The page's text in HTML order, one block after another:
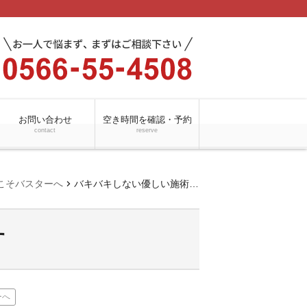
お問い合わせ
contact
空き時間を確認・予約
reserve
そバスターへ chevron_right バキバキしない優しい施術です
へ